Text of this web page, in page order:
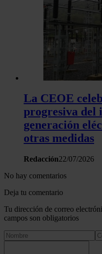
La CEOE
progresiva del
generación
otras medidas
Redacción22/07/2026
No hay comentarios
Deja tu comentario
Tu dirección de correo
campos son obligatorios